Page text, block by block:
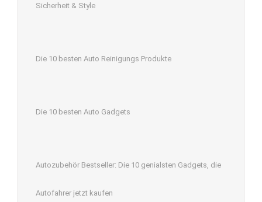
Sicherheit & Style
Die 10 besten Auto Reinigungs Produkte
Die 10 besten Auto Gadgets
Autozubehör Bestseller: Die 10 genialsten Gadgets, die
Autofahrer jetzt kaufen